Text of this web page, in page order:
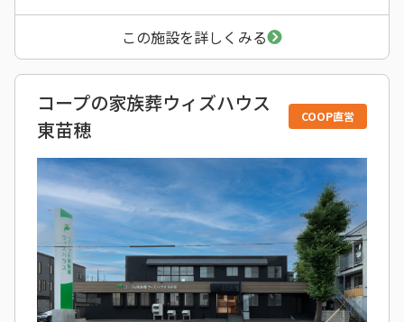
この施設を詳しくみる
コープの家族葬ウィズハウス
東苗穂
COOP直営